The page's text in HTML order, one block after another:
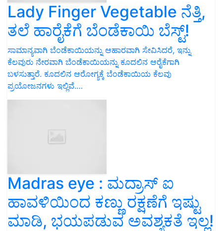
Lady Finger Vegetable ನೆತ್ತಿ,
ತಲೆ ಹಾರೈಕೆಗೆ ಬೆಂಡೆಕಾಯಿ ಬೆಸ್ಟ್‌!
ಸಾಮಾನ್ಯವಾಗಿ ಬೆಂಡೆಕಾಯಿಯನ್ನು ಆಹಾರವಾಗಿ ಸೇವಿಸಿದರೆ, ಇನ್ನು
ಕೆಲವುರು ನೇರವಾಗಿ ಬೆಂಡೆಕಾಯಿಯನ್ನು ಕೂದಲಿನ ಆರೈಕೆಗಾಗಿ
ಬಳಸುತ್ತಾರೆ. ಕೂದಲಿನ ಆರೋಗ್ಯಕ್ಕೆ ಬೆಂಡೆಕಾಯಿಯ ಕೆಲವು
ಪ್ರಯೋಜನಗಳು ಇಲ್ಲಿವೆ.…
Madras eye : ಮದ್ರಾಸ್‌ ಐ
ಹಾವಳಿಯಿಂದ ಕಣ್ಣು ರಕ್ಷಣೆಗೆ ಇಷ್ಟು
ಮಾಡಿ, ಭಯಪಡುವ ಅವಶ್ಯಕತೆ ಇಲ್ಲ!